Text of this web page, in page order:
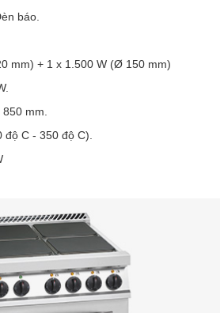
báo.
mm) + 1 x 1.500 W (Ø 150 mm)
mm.
C - 350 độ C).